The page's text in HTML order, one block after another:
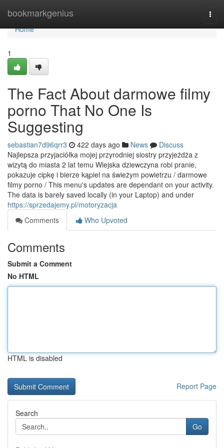
bookmarkgenius
Home
Home
1
The Fact About darmowe filmy
porno That No One Is
Suggesting
sebastian7d96qrr3 422 days ago News
Discuss
Najlepsza przyjaciółka mojej przyrodniej siostry przyjeżdża z
wizytą do miasta 2 lat temu Wiejska dziewczyna robi pranie,
pokazuje cipkę i bierze kąpiel na świeżym powietrzu / darmowe
filmy porno / This menu's updates are dependant on your activity.
The data is barely saved locally (in your Laptop) and under
https://sprzedajemy.pl/motoryzacja
Comments
Who Upvoted
Comments
Submit a Comment
No HTML
HTML is disabled
Report Page
Search
Go